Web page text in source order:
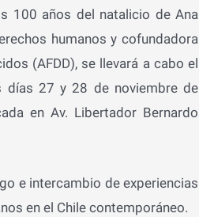
100 años del natalicio de Ana
humanos y cofundadora
(AFDD), se llevará a cabo el
días 27 y 28 de noviembre de
en Av. Libertador Bernardo
e intercambio de experiencias
en el Chile contemporáneo.